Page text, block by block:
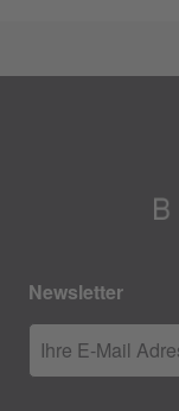
Newsletter
Ihre E-Mail